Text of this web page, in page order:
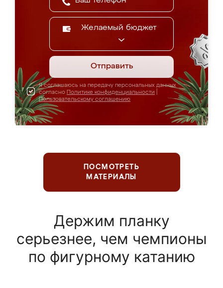
Желаемый бюджет
Отправить
Я соглашаюсь на передачу персональных данных
согласно Политике конфиденциальности
Пользовательскому соглашению
ПОСМОТРЕТЬ
МАТЕРИАЛЫ
Держим планку
серьезнее, чем чемпионы
по фигурному катанию